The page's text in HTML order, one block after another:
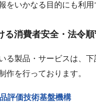
をいかなる目的にも利
る消費者安全・法令
る製品・サービスは、
作を行っております。
評価技術基盤機構